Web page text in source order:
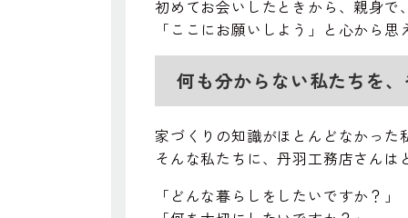
初めてお会いしたときから、親身
「ここにお願いしよう」と心から思
何も分からない私たちを
家づくりの知識がほとんどなかった
そんな私たちに、丹羽工務店さん
「どんな暮らしをしたいですか？」